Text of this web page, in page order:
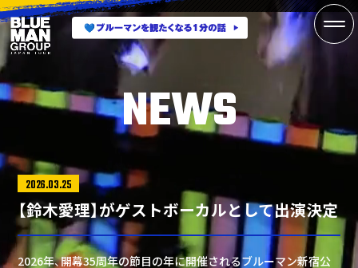
NEWS
2026.03.25
【鈴木愛理】がゲストボーカルとして出演決定
2026年、開幕35周年の節目の年に開催されるブルーマン新宿公